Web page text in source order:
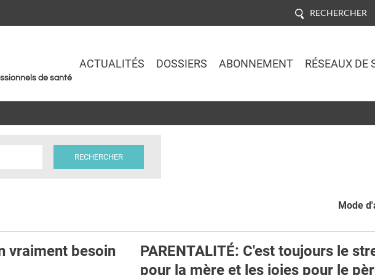
RECHERCHER
de santé
ACTUALITÉS DOSSIERS ABONNEMENT RÉSEAUX DE
Mode
vraiment besoin
PARENTALITÉ: C'est toujours le
pour la mère et les joies pour le